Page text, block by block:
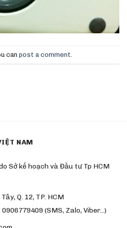
can post a comment
NAM
Sở kế hoạch và Đầu tư Tp HCM
Q. 12, TP. HCM
(SMS, Zalo, Viber…)